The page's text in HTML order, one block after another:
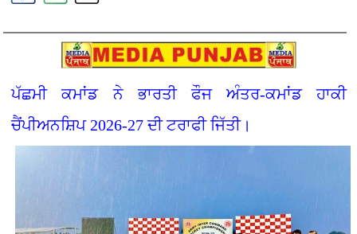
ਪੱਛਮੀ ਕਮਾਂਡ ਨੇ ਭਾਰਤੀ ਫੌਜ ਅੰਤਰ-ਕਮਾਂਡ ਹਾਕੀ
ਚੈਂਪੀਅਨਸ਼ਿਪ 2026-27 ਦੀ ਟਰਾਫੀ ਜਿੱਤੀ।